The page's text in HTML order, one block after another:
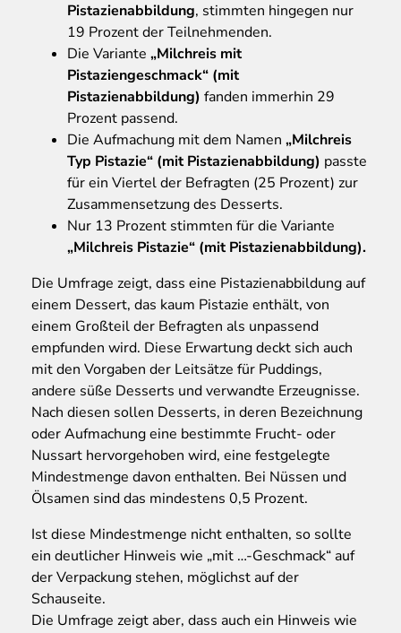
Pistazienabbildung, stimmten hingegen nur
19 Prozent der Teilnehmenden.
Die Variante „Milchreis mit
Pistaziengeschmack“ (mit
Pistazienabbildung) fanden immerhin 29
Prozent passend.
Die Aufmachung mit dem Namen „Milchreis
Typ Pistazie“ (mit Pistazienabbildung) passte
für ein Viertel der Befragten (25 Prozent) zur
Zusammensetzung des Desserts.
Nur 13 Prozent stimmten für die Variante
„Milchreis Pistazie“ (mit Pistazienabbildung).
Die Umfrage zeigt, dass eine Pistazienabbildung auf
einem Dessert, das kaum Pistazie enthält, von
einem Großteil der Befragten als unpassend
empfunden wird. Diese Erwartung deckt sich auch
mit den Vorgaben der Leitsätze für Puddings,
andere süße Desserts und verwandte Erzeugnisse.
Nach diesen sollen Desserts, in deren Bezeichnung
oder Aufmachung eine bestimmte Frucht- oder
Nussart hervorgehoben wird, eine festgelegte
Mindestmenge davon enthalten. Bei Nüssen und
Ölsamen sind das mindestens 0,5 Prozent.
Ist diese Mindestmenge nicht enthalten, so sollte
ein deutlicher Hinweis wie „mit …-Geschmack“ auf
der Verpackung stehen, möglichst auf der
Schauseite.
Die Umfrage zeigt aber, dass auch ein Hinweis wie